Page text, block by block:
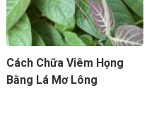
Cách Chữa Viêm Họng
Bằng Lá Mơ Lông